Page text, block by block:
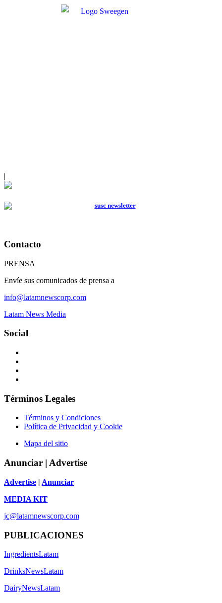
|
Contacto
PRENSA
Envíe sus comunicados de prensa a
info@latamnewscorp.com
Latam News Media
Social
Términos Legales
Términos y Condiciones
Política de Privacidad y Cookie
Mapa del sitio
Anunciar | Advertise
Advertise | Anunciar
MEDIA KIT
jc@latamnewscorp.com
PUBLICACIONES
IngredientsLatam
DrinksNewsLatam
DairyNewsLatam